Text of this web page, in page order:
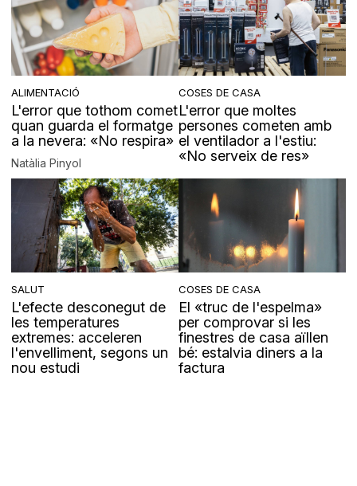
ALIMENTACIÓ
L'error que tothom comet
quan guarda el formatge
a la nevera: «No respira»
Natàlia Pinyol
COSES DE CASA
L'error que moltes
persones cometen amb
el ventilador a l'estiu:
«No serveix de res»
SALUT
L'efecte desconegut de
les temperatures
extremes: acceleren
l'envelliment, segons un
nou estudi
COSES DE CASA
El «truc de l'espelma»
per comprovar si les
finestres de casa aïllen
bé: estalvia diners a la
factura